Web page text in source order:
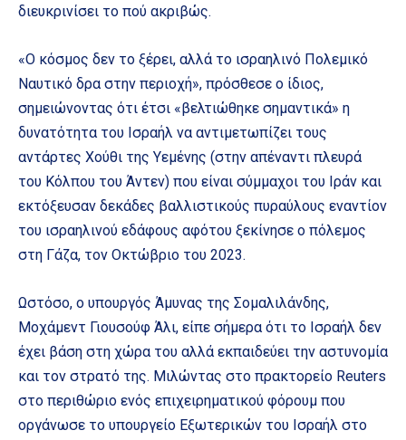
διευκρινίσει το πού ακριβώς.
«Ο κόσμος δεν το ξέρει, αλλά το ισραηλινό Πολεμικό
Ναυτικό δρα στην περιοχή», πρόσθεσε ο ίδιος,
σημειώνοντας ότι έτσι «βελτιώθηκε σημαντικά» η
δυνατότητα του Ισραήλ να αντιμετωπίζει τους
αντάρτες Χούθι της Υεμένης (στην απέναντι πλευρά
του Κόλπου του Άντεν) που είναι σύμμαχοι του Ιράν και
εκτόξευσαν δεκάδες βαλλιστικούς πυραύλους εναντίον
του ισραηλινού εδάφους αφότου ξεκίνησε ο πόλεμος
στη Γάζα, τον Οκτώβριο του 2023.
Ωστόσο, ο υπουργός Άμυνας της Σομαλιλάνδης,
Μοχάμεντ Γιουσούφ Άλι, είπε σήμερα ότι το Ισραήλ δεν
έχει βάση στη χώρα του αλλά εκπαιδεύει την αστυνομία
και τον στρατό της. Μιλώντας στο πρακτορείο Reuters
στο περιθώριο ενός επιχειρηματικού φόρουμ που
οργάνωσε το υπουργείο Εξωτερικών του Ισραήλ στο